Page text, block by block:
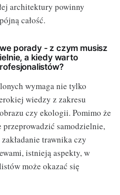
architektury powinny
całość.
porady - z czym musisz
a kiedy warto
wymaga nie tylko
wiedzy z zakresu
czy ekologii. Pomimo że
przeprowadzić samodzielnie,
trawnika czy
istnieją aspekty, w
może okazać się